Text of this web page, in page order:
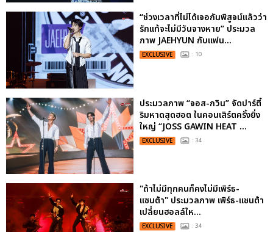
“ช่วงเวลาที่ไม่ได้เจอกันพิสูจน์แล้วว่า
รักแท้จะไม่มีวันจางหาย” ประมวล
ภาพ JAEHYUN กับแฟน...
EXCLUSIVE : 10
ประมวลภาพ “จอส-กวิน” จัดปาร์ตี้
ริมหาดสุดฮอต ในคอนเสิร์ตครั้งยิ่ง
ใหญ่ “JOSS GAWIN HEAT ...
EXCLUSIVE : 34
"ถ้าไม่มีทุกคนก็คงไม่มีเพิร์ธ-
แซนต้า" ประมวลภาพ เพิร์ธ-แซนต้า
เปลี่ยนฮอลล์ให...
EXCLUSIVE : 34